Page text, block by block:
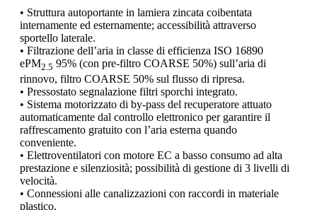
• Struttura autoportante in lamiera zincata coibentata
internamente ed esternamente; accessibilità attraverso
sportello laterale.
• Filtrazione dell’aria in classe di efficienza ISO 16890
ePM2.5 95% (con pre-filtro COARSE 50%) sull’aria di
rinnovo, filtro COARSE 50% sul flusso di ripresa.
• Pressostato segnalazione filtri sporchi integrato.
• Sistema motorizzato di by-pass del recuperatore attuato
automaticamente dal controllo elettronico per garantire il
raffrescamento gratuito con l’aria esterna quando
conveniente.
• Elettroventilatori con motore EC a basso consumo ad alta
prestazione e silenziosità; possibilità di gestione di 3 livelli di
velocità.
• Connessioni alle canalizzazioni con raccordi in materiale
plastico.